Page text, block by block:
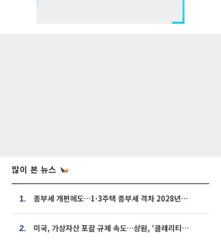
많이 본 뉴스
1. 종부세 개편에도…1·3주택 종부세 격차 2028년부터 확대
2. 미국, 가상자산 포괄 규제 속도…상원, ‘클래리티법’ 9월 절차투표 추진